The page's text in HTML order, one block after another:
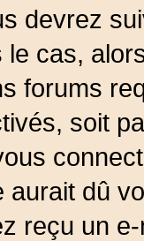
devrez
le cas,
forums
soit
aurait dû
reçu un